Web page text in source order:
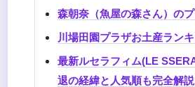
森朝奈（魚屋の森さん）の
川場田園プラザお土産ラン
最新ルセラフィム(LE
退の経緯と人気順も完全解説